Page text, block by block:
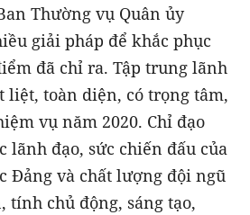
Thường vụ Quân ủy
giải pháp để khắc phục
đã chỉ ra. Tập trung lãnh
liệt, toàn diện, có trọng tâm,
vụ năm 2020. Chỉ đạo
lãnh đạo, sức chiến đấu của
Đảng và chất lượng đội ngũ
tính chủ động, sáng tạo,